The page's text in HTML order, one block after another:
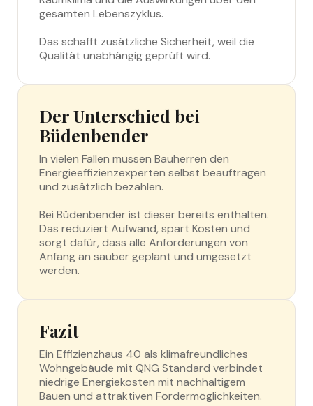
gesamten Lebenszyklus.
Das schafft zusätzliche Sicherheit, weil die
Qualität unabhängig geprüft wird.
Der Unterschied bei
Büdenbender
In vielen Fällen müssen Bauherren den
Energieeffizienzexperten selbst beauftragen
und zusätzlich bezahlen.
Bei Büdenbender ist dieser bereits enthalten.
Das reduziert Aufwand, spart Kosten und
sorgt dafür, dass alle Anforderungen von
Anfang an sauber geplant und umgesetzt
werden.
Fazit
Ein Effizienzhaus 40 als klimafreundliches
Wohngebäude mit QNG Standard verbindet
niedrige Energiekosten mit nachhaltigem
Bauen und attraktiven Fördermöglichkeiten.